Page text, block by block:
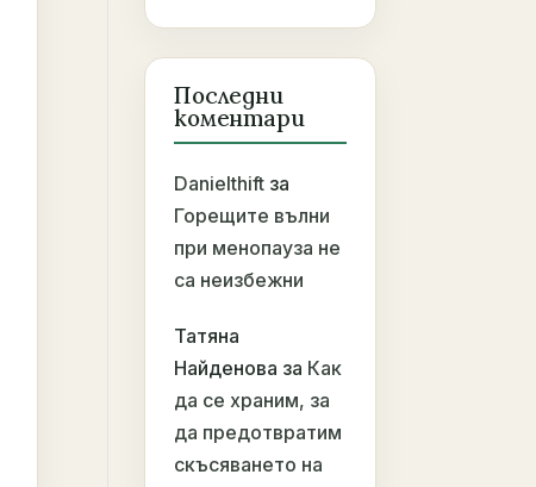
Последни
коментари
Danielthift за
Горещите вълни
при менопауза не
са неизбежни
Татяна
Найденова за Как
да се храним, за
да предотвратим
скъсяването на